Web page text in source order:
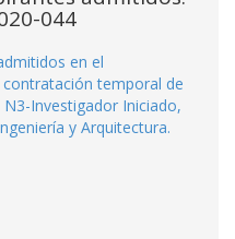
044
en el
temporal de
Investigador Iniciado,
y Arquitectura.